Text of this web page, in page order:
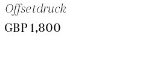
Offsetdruck
GBP 1,800